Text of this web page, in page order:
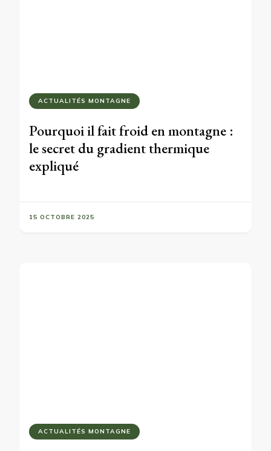
ACTUALITÉS MONTAGNE
Pourquoi il fait froid en montagne :
le secret du gradient thermique
expliqué
15 OCTOBRE 2025
ACTUALITÉS MONTAGNE